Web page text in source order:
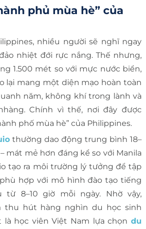
phủ mùa hè” của
nhiều người sẽ nghĩ ngay
nhiệt đới rực nắng. Thế nhưng,
1.500 mét so với mực nước biển,
lại mang một diện mạo hoàn toàn
năm, không khí trong lành và
Chính vì thế, nơi đây được
phố mùa hè” của Philippines.
thường dao động trung bình 18–
mát mẻ hơn đáng kể so với Manila
tạo ra môi trường lý tưởng để tập
hợp với mô hình đào tạo tiếng
từ 8–10 giờ mỗi ngày. Nhờ vậy,
thu hút hàng nghìn du học sinh
là học viên Việt Nam lựa chọndu